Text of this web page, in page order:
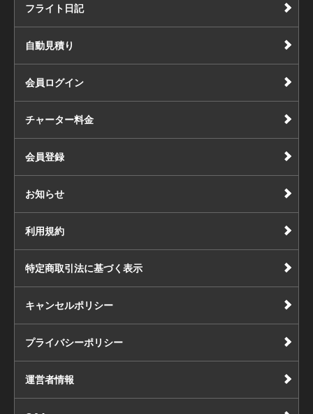
フライト日記
自動見積り
会員ログイン
チャーター料金
会員登録
お知らせ
利用規約
特定商取引法に基づく表示
キャンセルポリシー
プライバシーポリシー
運営者情報